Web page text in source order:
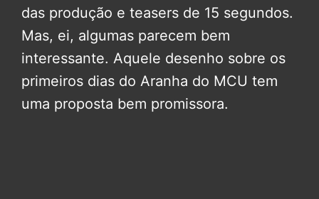
das produção e teasers de 15 segundos.
Mas, ei, algumas parecem bem
interessante. Aquele desenho sobre os
primeiros dias do Aranha do MCU tem
uma proposta bem promissora.